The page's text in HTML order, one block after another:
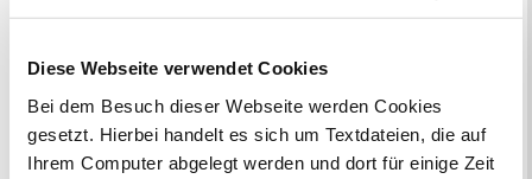
Diese Webseite verwendet Cookies
Bei dem Besuch dieser Webseite werden Cookies
gesetzt. Hierbei handelt es sich um Textdateien, die auf
Ihrem Computer abgelegt werden und dort für einige Zeit
Flächennutzungsplan-Änderungen finden
Lebenslagen
Neu in Recklinghausen
Heiraten
Geburt
Sterbefall Umzug
Gewerbe